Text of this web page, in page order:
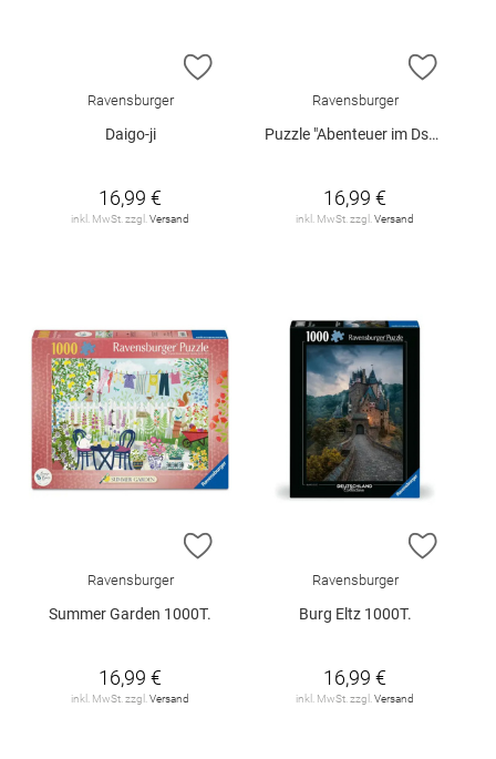
ZUR WUNSCHLISTE HINZUFÜGEN
Ravensburger
Daigo-ji
16,99 €
inkl. MwSt. zzgl. Versand
ZUR
Ravensburger
Puzzle "Abenteuer im Dschungel", 1000 Teile
16,99 €
inkl. MwSt. zzgl. Versand
ZUR WUNSCHLISTE HINZUFÜGEN
Ravensburger
Summer Garden 1000T.
16,99 €
inkl. MwSt. zzgl. Versand
ZUR
Ravensburger
Burg Eltz 1000T.
16,99 €
inkl. MwSt. zzgl. Versand